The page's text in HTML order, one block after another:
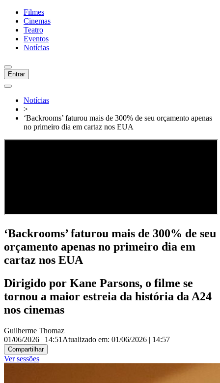
Filmes
Cinemas
Teatro
Eventos
Notícias
Entrar
Notícias
>
‘Backrooms’ faturou mais de 300% de seu orçamento apenas
no primeiro dia em cartaz nos EUA
‘Backrooms’ faturou mais de 300% de seu
orçamento apenas no primeiro dia em
cartaz nos EUA
Dirigido por Kane Parsons, o filme se
tornou a maior estreia da história da A24
nos cinemas
Guilherme Thomaz
01/06/2026 | 14:51 Atualizado em: 01/06/2026 | 14:57
Compartilhar
Ver sessões